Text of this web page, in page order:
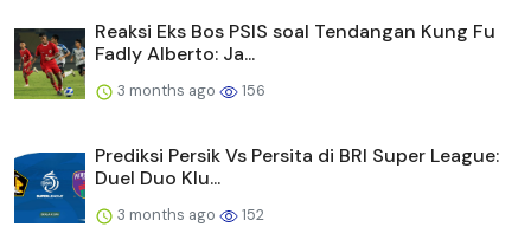
Reaksi Eks Bos PSIS soal Tendangan Kung Fu
Fadly Alberto: Ja...
3 months ago 156
Prediksi Persik Vs Persita di BRI Super League:
Duel Duo Klu...
3 months ago 152